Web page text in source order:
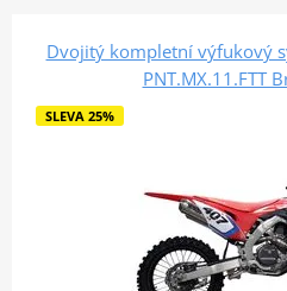
Dvojitý kompletní výfukový
PNT.MX.11.FTT
SLEVA 25%